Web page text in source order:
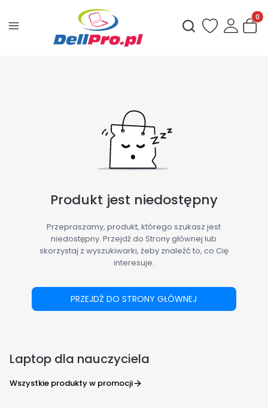
Otwórz
Produkt jest niedostępny
Przepraszamy, produkt, którego szukasz jest
niedostępny. Przejdź do Strony głównej lub
skorzystaj z wyszukiwarki, żeby znaleźć to, co Cię
interesuje.
PRZEJDŹ DO STRONY GŁÓWNEJ
Laptop dla nauczyciela
Wszystkie produkty w promocji